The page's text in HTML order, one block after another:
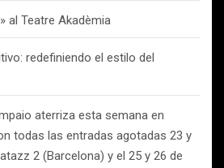
al Teatre Akadèmia
redefiniendo el estilo del
aterriza esta semana en
todas las entradas agotadas 23 y
2 (Barcelona) y el 25 y 26 de